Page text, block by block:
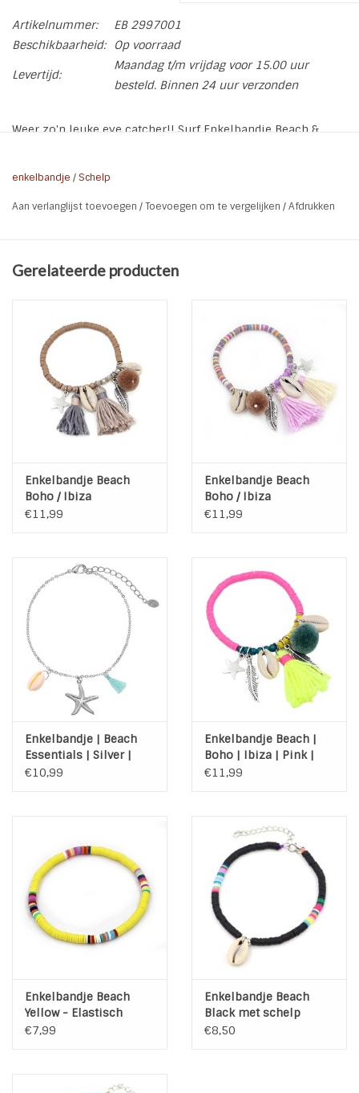
Artikelnummer:
EB 2997001
Beschikbaarheid:
Op voorraad
Levertijd:
Maandag t/m vrijdag voor 15.00 uur
besteld. Binnen 24 uur verzonden
Weer zo'n leuke eye catcher!! Surf Enkelbandje Beach &
* Kleur: Zwart | Multi color | Goud
enkelbandje / Schelp
Aan verlanglijst toevoegen /Toevoegen om te vergelijken /Afdrukken
Gerelateerde producten
Enkelbandje Beach
Boho / Ibiza
€11,99
Enkelbandje Beach
Boho / Ibiza
€11,99
Enkelbandje | Beach
Essentials | Silver |
Blue
€10,99
Enkelbandje Beach |
Boho | Ibiza | Pink |
Yellow
€11,99
Enkelbandje Beach
Yellow - Elastisch
€7,99
Enkelbandje Beach
Black met schelp
€8,50